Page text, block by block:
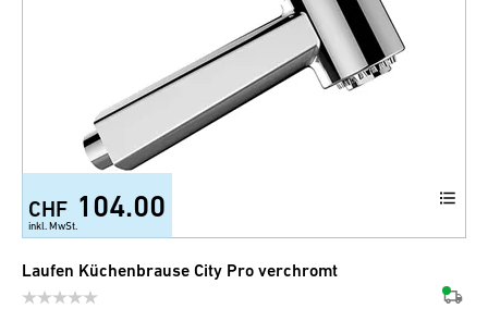
CHF 104.00
inkl. MwSt.
Laufen Küchenbrause City Pro verchromt